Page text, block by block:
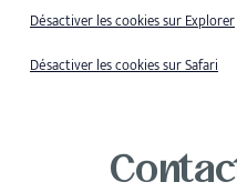
Désactiver les cookies sur Explorer
Désactiver les cookies sur Safari